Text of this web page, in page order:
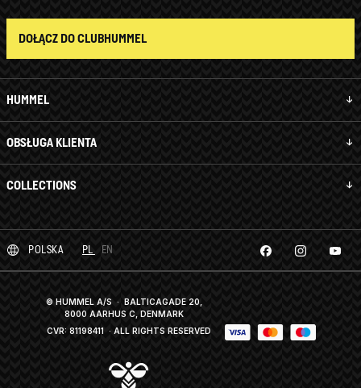
HUMMEL
OBSŁUGA KLIENTA
COLLECTIONS
DOŁĄCZ DO CLUBHUMMEL
POLSKA PL EN
© HUMMEL A/S · BALTICAGADE 20,
8000 AARHUS C, DENMARK
CVR: 81198411 · ALL RIGHTS RESERVED